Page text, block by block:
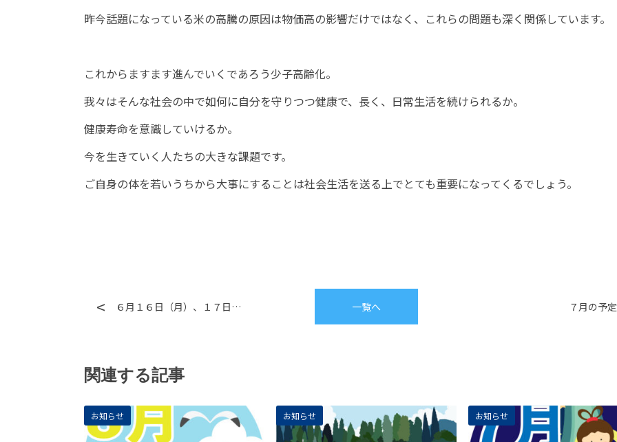
昨今話題になっている米の高騰の原因は物価高の影響だけではなく、これらの問題も深く関係しています。
これからますます進んでいくであろう少子高齢化。
我々はそんな社会の中で如何に自分を守りつつ健康で、長く、日常生活を続けられるか。
健康寿命を意識していけるか。
今を生きていく人たちの大きな課題です。
ご自身の体を若いうちから大事にすることは社会生活を送る上でとても重要になってくるでしょう。
６月１６日（月）、１７日… 一覧へ ７月の予定
関連する記事
お知らせ お知らせ お知らせ